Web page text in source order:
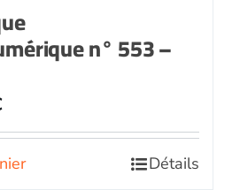
n° 553 –
Détails